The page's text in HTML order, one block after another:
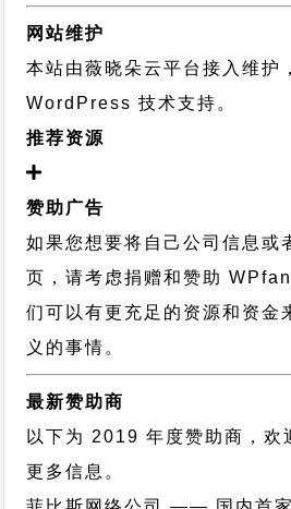
网站维护
本站由薇晓朵云平台接入维护
WordPress 技术支持 。
推荐资源
赞助广告
如果您想要将自己公司信息或
页，请考虑捐赠和赞助
们可以有更充足的资源和资金
义的事情。
最新赞助商
以下为 2019 年度赞助商，欢
更多信息。